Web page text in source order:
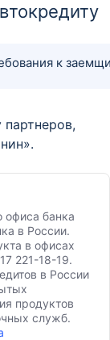
к
офиса банка
в России.
в офисах
221-18-19.
в России
продуктов
служб.